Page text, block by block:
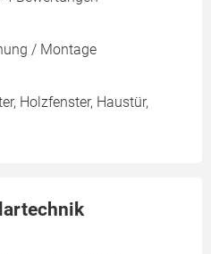
/ Montage
Holzfenster, Haustür,